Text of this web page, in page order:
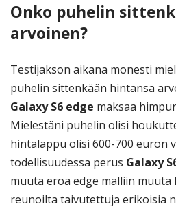
Onko puhelin
arvoinen?
Testijakson aikana monesti
puhelin sittenkään hintansa
Galaxy S6 edge maksaa
Mielestäni puhelin olisi
hintalappu olisi 600-700 euron
todellisuudessa perus Galaxy
muuta eroa edge malliin muuta
reunoilta taivutettuja erikoisia